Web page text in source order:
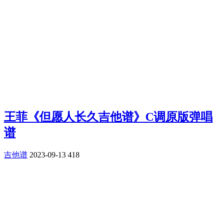
王菲《但愿人长久吉他谱》C调原版弹唱
谱
吉他谱 2023-09-13 418